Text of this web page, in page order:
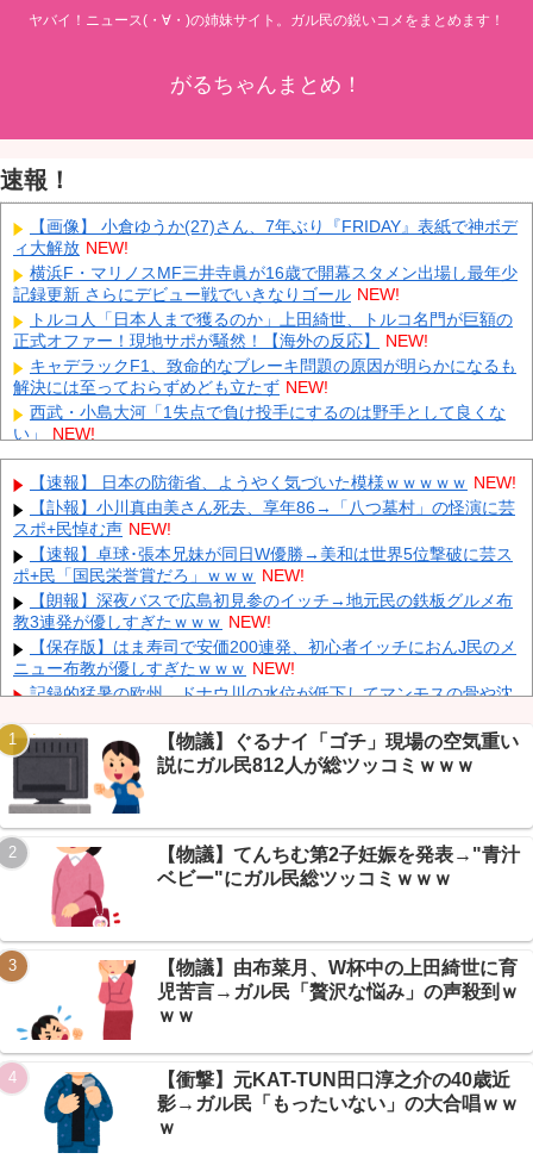
ヤバイ！ニュース(・∀・)の姉妹サイト。ガル民の鋭いコメをまとめます！
がるちゃんまとめ！
速報！
【画像】 小倉ゆうか(27)さん、7年ぶり『FRIDAY』表紙で神ボデ
ィ大解放 NEW!
横浜F・マリノスMF三井寺眞が16歳で開幕スタメン出場し最年少
記録更新 さらにデビュー戦でいきなりゴール NEW!
トルコ人「日本人まで獲るのか」上田綺世、トルコ名門が巨額の
正式オファー！現地サポが騒然！【海外の反応】
NEW!
キャデラックF1、致命的なブレーキ問題の原因が明らかになるも
解決には至っておらずめども立たず NEW!
西武・小島大河「1失点で負け投手にするのは野手として良くな
い」
NEW!
【鹿児島】 突然右折し路面電車と衝突 乗っていた男女3人は車を
放置しダッシュで逃走中
NEW!
中国「大豪雨！」三峡ダム「基礎部分破損」中国「全力放流！」
台風13号「中国上陸予測」台風15号「中国接近（画像」中国「台風
同時上陸！（穀物生産が壊滅危機」→
NEW!
長崎の語り部のお爺ちゃん(84)、学生に『日本も核武装が必要』
と言われびっくり NEW!
「あきれてモノが言えない」「国を維持できるの？」外国人の永
住許可要件の厳格化で在日中国人の本音は？ NEW!
ウクライナがモスクワに向けて初の弾道ミサイルを発射か？！
NEW!
Powered by livedoor 相互RSS
【速報】 日本の防衛省、ようやく気づいた模様ｗｗｗｗｗ NEW!
【訃報】小川真由美さん死去、享年86→「八つ墓村」の怪演に芸
スポ+民悼む声 NEW!
【速報】卓球･張本兄妹が同日W優勝→美和は世界5位撃破に芸ス
ポ+民「国民栄誉賞だろ」ｗｗｗ NEW!
【朗報】深夜バスで広島初見参のイッチ→地元民の鉄板グルメ布
教3連発が優しすぎたｗｗｗ NEW!
【保存版】はま寿司で安価200連発、初心者イッチにおんJ民のメ
ニュー布教が優しすぎたｗｗｗ NEW!
記録的猛暑の欧州、ドナウ川の水位が低下してマンモスの骨や沈
【驚愕】 新幹線じゃなく『帰省費4000円』安くなる在来線で帰
省した結果ｗｗｗｗｗ NEW!
【悲報】 大分県、ガチで逝く・・・・・・
【悲報】 取引先専務「Aを20個注文する」 ぼく「いつも1～2個
しか使わないけど本当に20であってる？」 取専「あってる」→結果
『こう』なったんだが... NEW!
【悲報】新NISA11ヶ月で利益19万円→VIPPERの「30年で600
万」皮算用に総ツッコミｗｗｗ
Powered by livedoor 相互RSS
【物議】ぐるナイ「ゴチ」現場の空気重い
説にガル民812人が総ツッコミｗｗｗ
【物議】てんちむ第2子妊娠を発表→"青汁
ベビー"にガル民総ツッコミｗｗｗ
【物議】由布菜月、W杯中の上田綺世に育
児苦言→ガル民「贅沢な悩み」の声殺到ｗ
ｗｗ
【衝撃】元KAT-TUN田口淳之介の40歳近
影→ガル民「もったいない」の大合唱ｗｗ
ｗ